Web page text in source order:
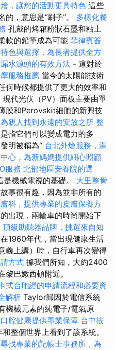
，讓您的活動更具特色 這些
，意思是“刷子”。 多樣化餐
孔戴的烤箱粉狀石墨和粘土
軟的鉛筆成為可能 菲律賓簽
色與選擇，為長者提供全方
水源頭的有效方法 - 這對於
服務推薦 當今的太陽能技術
何時候都提供了更大的效率和
現代光伏（PV）面板主要由單
膜和Perovskit細胞的新興技
親人找到永遠的安放之所 整
指它們可以變成電力的多
明被稱為“ 台北外燴服務，滿
心，為新媽媽提供細心照顧
服務 北部地區安養院的選
是機械電視的基礎。 大里整骨
事很有趣，因為並非所有的
科，提供專業的皮膚保養方
出現，兩輪車的時尚開始下
頂級助聽器品牌，挑選來自知
1960年代，當出現健康生活
義上講）時，自行車再次變得
方式 據我們所知，大約2400
巴嫩西頓附近。
式台胞證的申請流程和必要資
解析 Taylor歸因於電信系統
機械元素的純電子/電氣原
腔健康提供專業保障 台中按
整個世界上看到了該系統。
尋找專業的記帳士事務所，為